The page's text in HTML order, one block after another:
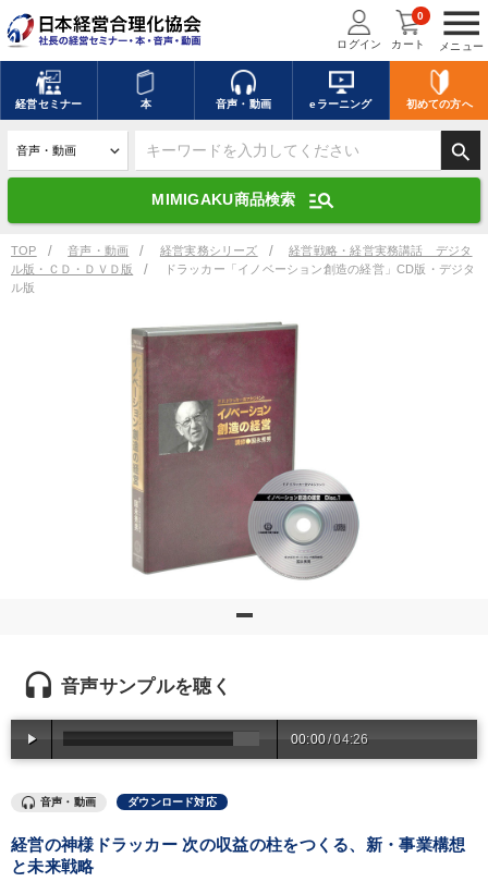
menu
メニュー
ログイン カート
0
経営セミナー 本 音声・動画 eラーニング 初めての方へ
search
MIMIGAKU商品検索 manage_search
キーワードを入力して探す
デジタル版対応のみ検索結果に表示する
search 上記の条件で検索
講演収録物を探す
全国経営者セミナー講演収録物（全1315タイトル）からお探しいただけ
優秀各社の智恵と戦略 事業家のロマンと経営
専門家のアドバイス
最新刊・戦略参謀ChatGPT実戦法と中小企業のDXと講話ご案内
全国経営者セミナー収録〈売れ筋・人気ランキング〉＆新刊・好
2025年春季全国経営者セミナー収録講演ＣＤ・講演ＤＶＤ・デジ
TOP 音声・動画 経営実務シリーズ
経営戦略・経営実務講話 デジタ
ル版・ＣＤ・ＤＶＤ版
ドラッカー「イノベーション創造の経営」CD版・デジタ
ル版
headset 音声サンプルを聴く
00:00/04:26
音声・動画 ダウンロード対応
経営の神様ドラッカー 次の収益の柱をつくる、新・事業構想
と未来戦略